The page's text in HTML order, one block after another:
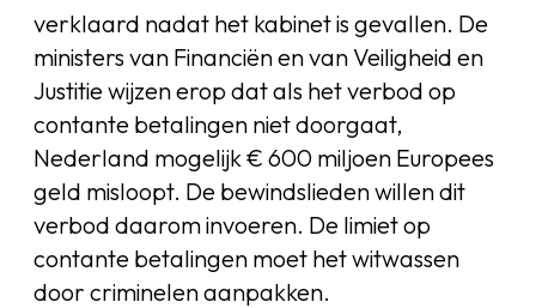
verklaard nadat het kabinet is gevallen. De
ministers van Financiën en van Veiligheid en
Justitie wijzen erop dat als het verbod op
contante betalingen niet doorgaat,
Nederland mogelijk € 600 miljoen Europees
geld misloopt. De bewindslieden willen dit
verbod daarom invoeren. De limiet op
contante betalingen moet het witwassen
door criminelen aanpakken.